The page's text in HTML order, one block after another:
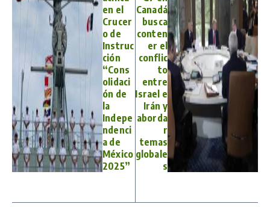
en el
Crucer
o de
Instruc
ción
“Cons
olidaci
ón de
la
Indepe
ndenci
a de
México
2025”
Canadá
busca
conten
er el
conflic
to
entre
Israel e
Irán y
aborda
r
temas
globale
s